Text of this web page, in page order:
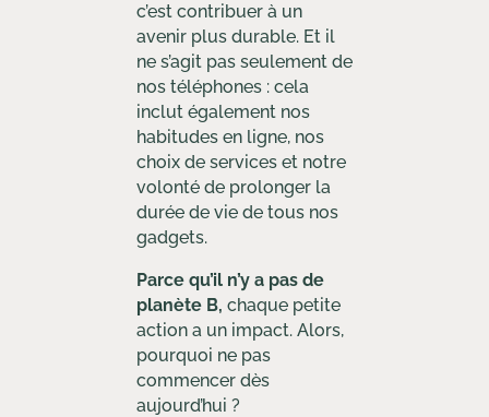
c’est contribuer à un
avenir plus durable. Et il
ne s’agit pas seulement de
nos téléphones : cela
inclut également nos
habitudes en ligne, nos
choix de services et notre
volonté de prolonger la
durée de vie de tous nos
gadgets.
Parce qu’il n’y a pas de
planète B, chaque petite
action a un impact. Alors,
pourquoi ne pas
commencer dès
aujourd’hui ?